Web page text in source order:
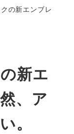
の新エンブレ
新エ
、ア
。